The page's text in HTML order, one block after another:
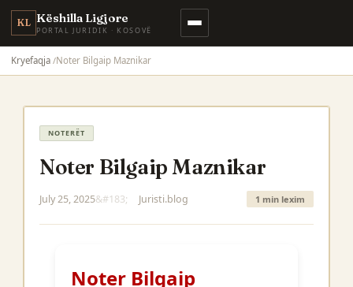
KL Këshilla Ligjore
PORTAL JURIDIK · KOSOVË
Kryefaqja Noter Bilgaip Maznikar
NOTERËT
Noter Bilgaip Maznikar
July 25, 2025 Juristi.blog 1 min lexim
Noter Bilgaip